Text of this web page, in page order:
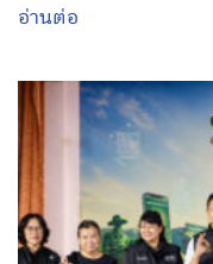
อ่านต่อ